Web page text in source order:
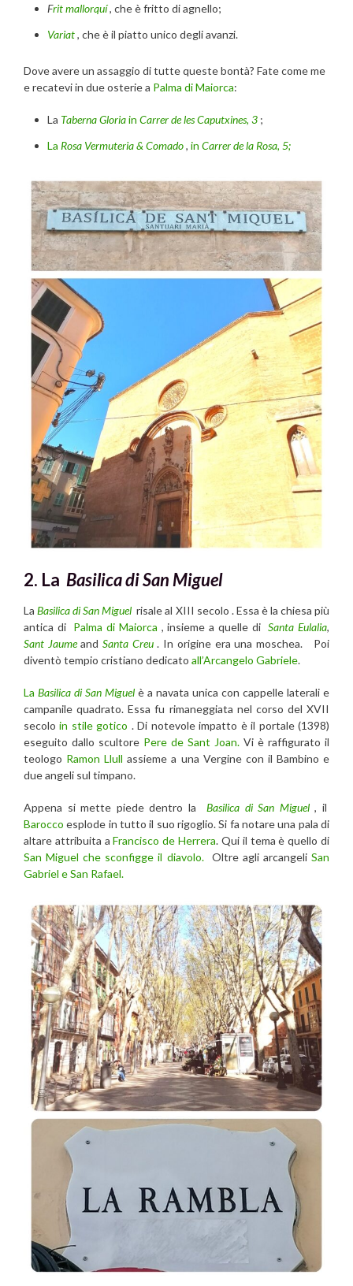
Frit mallorquí, che è fritto di agnello;
Variat, che è il piatto unico degli avanzi.
Dove avere un assaggio di tutte queste bontà? Fate come me
e recatevi in due osterie a Palma di Maiorca:
La Taberna Gloriain Carrer de les Caputxines, 3 ;
La Rosa Vermuteria & Comado, in Carrer de la Rosa, 5;
2. La Basilica di San Miguel
LaBasilica di San Miguel risale al XIII secolo . Essa è la chiesa più
antica di Palma di Maiorca , insieme a quelle diSanta Eulalia,
Sant JaumeandSanta Creu. In origine era una moschea. Poi
diventò tempio cristiano dedicato all’Arcangelo Gabriele.
La Basilica di San Miguel è a navata unica con cappelle laterali e
campanile quadrato. Essa fu rimaneggiata nel corso del XVII
secoloin stile gotico . Di notevole impatto è il portale (1398)
eseguito dallo scultore Pere de Sant Joan. Vi è raffigurato il
teologo Ramon Llull assieme a una Vergine con il Bambino e
due angeli sul timpano.
Appena si mette piede dentro laBasilica di San Miguel, il
Barocco esplode in tutto il suo rigoglio. Si fa notare una pala di
altare attribuita aFrancisco de Herrera. Qui il tema è quello di
San Miguel che sconfigge il diavolo. Oltre agli arcangeliSan
Gabriel e San Rafael.